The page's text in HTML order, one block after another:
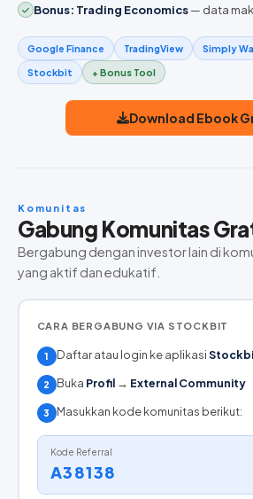
Bonus: Trading Economics— data
Google Finance TradingView Simply
Stockbit + Bonus Tool
Download Ebook
Komunitas
Gabung Komunitas
Bergabung dengan investor lain di
yang aktif dan edukatif.
CARA BERGABUNG VIA STOCKBIT
1 Daftar atau login ke aplikasi
2 Buka Profil→ External Community
3 Masukkan kode komunitas berikut:
Kode Referral
A38138